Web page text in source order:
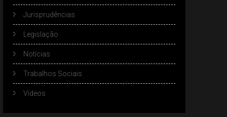
Jurisprudências
Legislação
Notícias
Trabalhos Sociais
Vídeos